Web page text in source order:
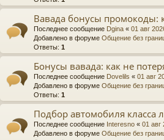
Вавада бонусы промокоды:
Последнее сообщение Dgina « 01 авг
Добавлено в форуме Общение без
Ответы: 1
Бонусы вавада: как не
Последнее сообщение Dovelils « 01 авг
Добавлено в форуме Общение без
Ответы: 1
Подбор автомобиля класса
Последнее сообщение Interesno « 01 авг
Добавлено в форуме Общение без